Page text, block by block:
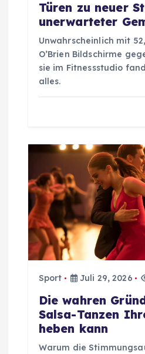
n
Türen zu neuer
unerwarteter
Unwahrscheinlich mit
O’Brien Bildschirme
sie im Fitnessstudio
alles.
Sport Juli 29, 2026
Die wahren
Salsa-Tanzen
heben kann
Warum die